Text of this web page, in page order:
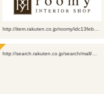
http://item.rakuten.co.jp/roomy/idc13feb…
http://search.rakuten.co.jp/search/mall/…